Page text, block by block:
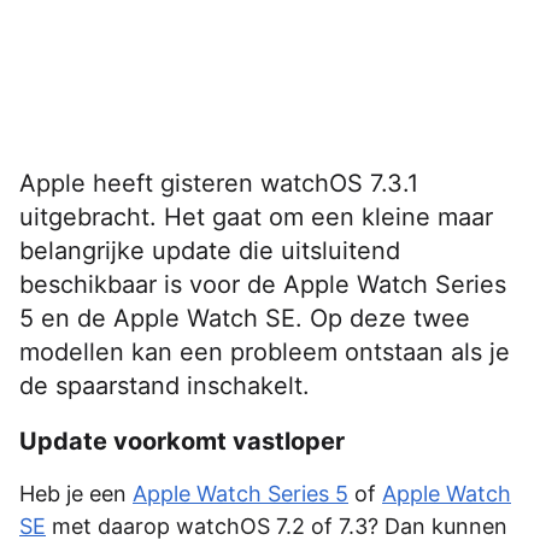
Apple heeft gisteren watchOS 7.3.1
uitgebracht. Het gaat om een kleine maar
belangrijke update die uitsluitend
beschikbaar is voor de Apple Watch Series
5 en de Apple Watch SE. Op deze twee
modellen kan een probleem ontstaan als je
de spaarstand inschakelt.
Update voorkomt vastloper
Heb je een Apple Watch Series 5 of Apple Watch
SE met daarop watchOS 7.2 of 7.3? Dan kunnen